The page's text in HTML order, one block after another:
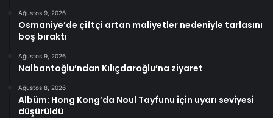
Ağustos 9, 2026
Osmaniye’de çiftçi artan maliyetler nedeniyle tarlasını
boş bıraktı
Ağustos 9, 2026
Nalbantoğlu’ndan Kılıçdaroğlu’na ziyaret
Ağustos 8, 2026
Albüm: Hong Kong’da Noul Tayfunu için uyarı seviyesi
düşürüldü